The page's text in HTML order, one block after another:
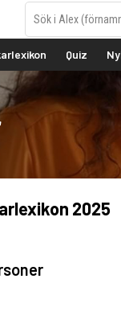
Quiz
2025